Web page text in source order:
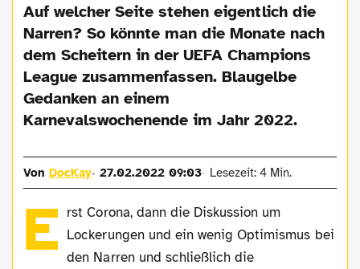
Auf welcher Seite stehen eigentlich die
Narren? So könnte man die Monate nach
dem Scheitern in der UEFA Champions
League zusammenfassen. Blaugelbe
Gedanken an einem
Karnevalswochenende im Jahr 2022.
VonDocKay 27.02.2022 09:03 Lesezeit: 4 Min.
E rst Corona, dann die Diskussion um
Lockerungen und ein wenig Optimismus bei
den Narren und schließlich die